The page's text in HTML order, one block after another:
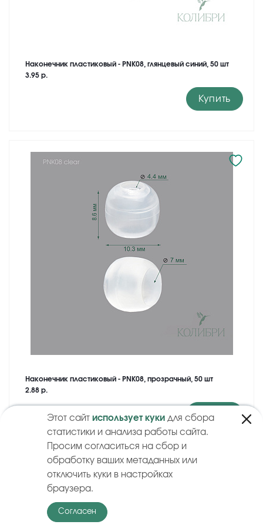
Этот сайт использует куки для сбора
статистики и анализа работы сайта.
Просим согласиться на сбор и
обработку ваших метаданных или
отключить куки в настройках
браузера.
Согласен
Наконечник пластиковый - PNK08, глянцевый синий, 50 шт
3.95 р.
Купить
Наконечник пластиковый - PNK08, прозрачный, 50 шт
2.88 р.
Купить